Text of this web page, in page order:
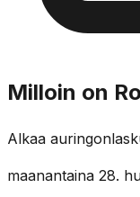
Milloin on
Alkaa
maanantaina 28.